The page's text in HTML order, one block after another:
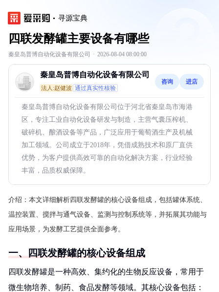
寻源宝典
四联发酵罐主要设备有哪些
秦皇岛普博自动化设备有限公司 · 2026-08-04 08:00:00
秦皇岛普博自动化设备有限公司
法人:赵健波 通过真实性核验
咨询 进店
秦皇岛普博自动化设备有限公司位于河北省秦皇岛市海港
区，专注工业自动化设备研发与制造，主营气囊压榨机、
破碎机、酿酒设备等产品，广泛应用于葡萄酒生产及机械
加工领域。公司成立于2018年，凭借成熟技术和原厂直供
优势，为客户提供高效可靠的自动化解决方案，行业经验
丰富，品质权威保障。
介绍： 本文详细解析四联发酵罐的核心设备组成，包括罐体系统、
温控装置、搅拌与通气设备、监测与控制系统等，并拓展其功能与
应用场景，为发酵工艺提供全面参考。
一、四联发酵罐的核心设备组成
四联发酵罐是一种高效、集约化的生物反应设备，常用于
微生物培养、制药、食品发酵等领域。其核心设备包括：